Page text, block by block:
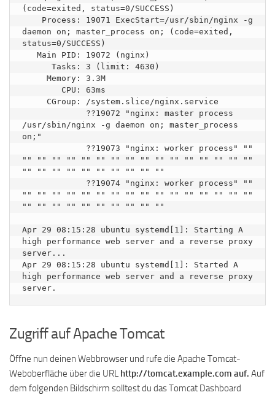
(code=exited, status=0/SUCCESS)
daemon on; master_process on; (code=exited,
status=0/SUCCESS)
/usr/sbin/nginx -g daemon on; master_process
on;"
"" "" "" "" "" "" "" "" "" "" "" "" "" "" "" ""
"" "" "" "" "" "" "" "" "" ""
"" "" "" "" "" "" "" "" "" "" "" "" "" "" "" ""
"" "" "" "" "" "" "" "" "" ""
Apr 29 08:15:28 ubuntu systemd[1]: Starting A
high performance web server and a reverse proxy
server...
Apr 29 08:15:28 ubuntu systemd[1]: Started A
high performance web server and a reverse proxy
Zugriff auf Apache Tomcat
Öffne nun deinen Webbrowser und rufe die Apache Tomcat-
Weboberfläche über die URL http://tomcat.example.com auf. Auf
dem folgenden Bildschirm solltest du das Tomcat Dashboard